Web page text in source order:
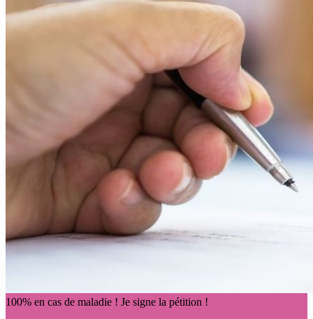
100% en cas de maladie ! Je signe la pétition !